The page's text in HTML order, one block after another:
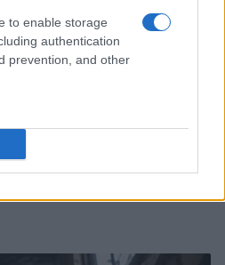
to enable storage
authentication
prevention, and other